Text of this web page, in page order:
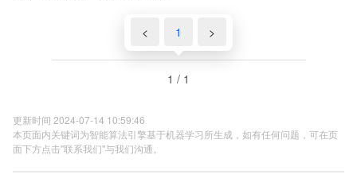
< 1 >
1 / 1
更新时间 2024-07-14 10:59:46
本页面内关键词为智能算法引擎基于机器学习所生成，如有任何问题，可在页
面下方点击"联系我们"与我们沟通。